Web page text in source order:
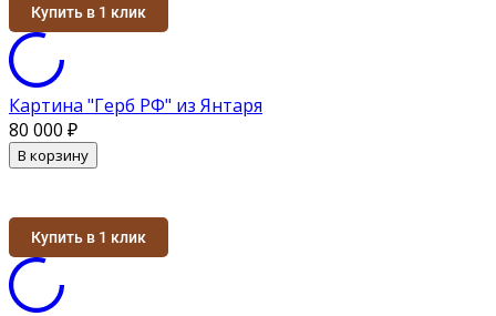
Купить в 1 клик
Картина "Герб РФ" из Янтаря
80 000 ₽
В корзину
Купить в 1 клик